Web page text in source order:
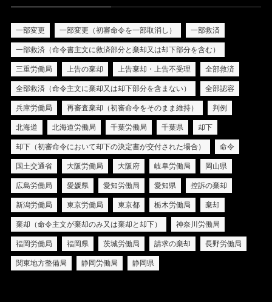
一部変更 一部変更（初審命令を一部取消し） 一部救済
一部救済（命令書主文に救済部分と棄却又は却下部分を含む）
三重労働局 上告の棄却 上告棄却・上告不受理 全部救済
全部救済（命令主文に棄却又は却下部分を含まない） 全部認容
兵庫労働局 再審査棄却（初審命令をそのまま維持） 判例
北海道 北海道労働局 千葉労働局 千葉県 却下
却下（初審命令において却下の決定書が交付された場合） 命令
国土交通省 大阪労働局 大阪府 岐阜労働局 岡山県
広島労働局 愛媛県 愛知労働局 愛知県 控訴の棄却
新潟労働局 東京労働局 東京都 栃木労働局 棄却
棄却（命令主文が棄却のみ又は棄却と却下） 神奈川労働局
福岡労働局 福岡県 茨城労働局 請求の棄却 長野労働局
関東地方整備局 静岡労働局 静岡県